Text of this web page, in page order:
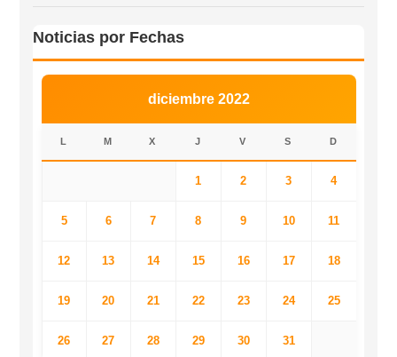
Noticias por Fechas
diciembre 2022
L M X J V S D
1 2 3 4
5 6 7 8 9 10 11
12 13 14 15 16 17 18
19 20 21 22 23 24 25
26 27 28 29 30 31